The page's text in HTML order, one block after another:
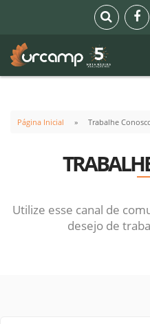
Página Inicial Trabalhe
Utilize esse canal de
desejo de